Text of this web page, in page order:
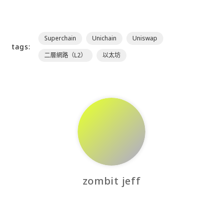
tags:
Superchain Unichain
Uniswap
二層網路（L2）
以太坊
zombit jeff